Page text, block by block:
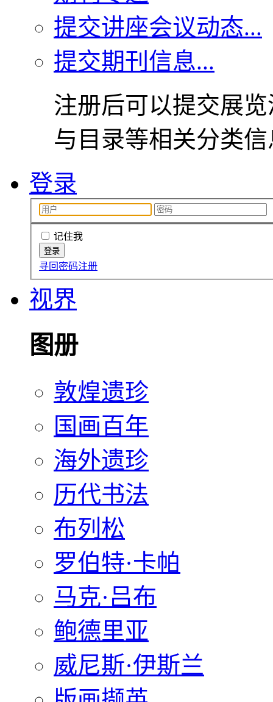
提交讲座会议动态...
提交期刊信息...
注册后可以提交展
与目录等相关分类
登录
记住我
寻回密码注册
视界
图册
敦煌遗珍
国画百年
海外遗珍
历代书法
布列松
罗伯特·卡帕
马克·吕布
鲍德里亚
威尼斯·伊斯兰